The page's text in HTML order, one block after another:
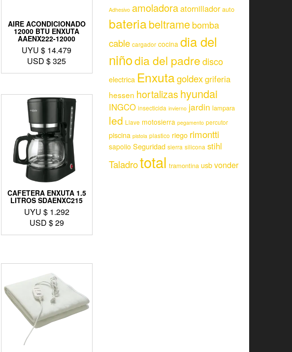
AIRE ACONDICIONADO
12000 BTU ENXUTA
AAENX222-12000
UYU $ 14.479
USD $325
CAFETERA ENXUTA 1.5
LITROS SDAENXC215
UYU $ 1.292
USD $29
Adhesivo amoladoraatornillador auto
bateriabeltramebomba
cable cargador cocina dia del
niñodia del padredisco
electrica Enxutagoldexgriferia
hessen hortalizas hyundai
INGCO insecticida invierno jardin lampara
led Llave motosierra pegamento percutor
piscina pistola plastico riego rimontti
sapolio Seguridad sierra silicona stihl
Taladrototal tramontina usbvonder